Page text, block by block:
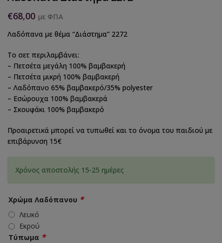
€68,00 με ΦΠΑ
Λαδόπανα με θέμα “Διάστημα” 2272
Το σετ περιλαμβάνει:
– Πετσέτα μεγάλη 100% βαμβακερή
– Πετσέτα μικρή 100% βαμβακερή
– Λαδόπανο 65% βαμβακερό/35% polyester
– Εσώρουχα 100% βαμβακερά
– Σκουφάκι 100% βαμβακερό
Προαιρετικά μπορεί να τυπωθεί και το όνομα του παιδιού με
επιβάρυνση 15€
Χρόνος αποστολής 15-25 ημέρες
Χρώμα Λαδόπανου *
Λευκό
Εκρού
Τύπωμα *